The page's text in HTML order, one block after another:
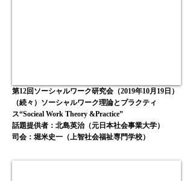
第12回ソーシャルワーク研究会 （2019年10月19 日）
（続々）ソーシャルワーク理論とプラクティ
ス“Socieal Work Theory &Practice”
話題提供者：北島英治（元日本社会事業大学）
司会：堀米史一（上智社会福祉専門学校）